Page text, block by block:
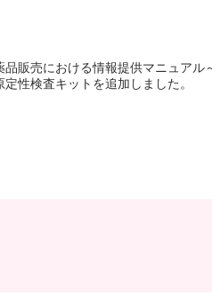
販売における情報提供マニュア
性検査キットを追加しました。